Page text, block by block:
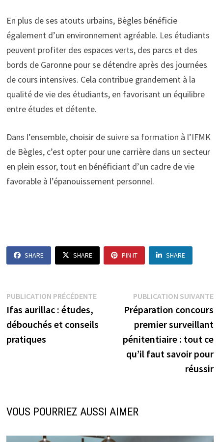
En plus de ses atouts urbains, Bègles bénéficie
également d’un environnement agréable. Les étudiants
peuvent profiter des espaces verts, des parcs et des
bords de Garonne pour se détendre après des journées
de cours intensives. Cela contribue grandement à la
qualité de vie des étudiants, en favorisant un équilibre
entre études et détente.
Dans l’ensemble, choisir de suivre sa formation à l’IFMK
de Bègles, c’est opter pour une carrière dans un secteur
en plein essor, tout en bénéficiant d’un cadre de vie
favorable à l’épanouissement personnel.
SHARE SHARE PIN IT SHARE
Navigation
de
l’article
PUBLICATION PRÉCÉDENTEPublication
précédente :
Ifas aurillac : études,
débouchés et conseils
pratiques
PUBLICATION SUIVANTE
Préparation concours
premier surveillant
pénitentiaire : tout ce
qu’il faut savoir pour
réussir
VOUS POURRIEZ AUSSI AIMER